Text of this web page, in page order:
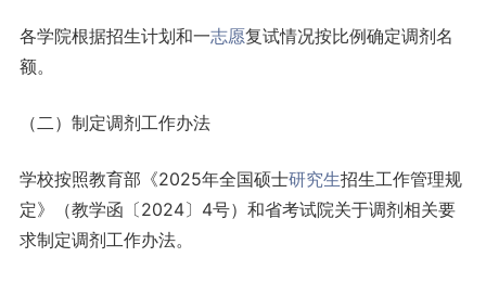
各学院根据招生计划和一志愿复试情况按比例确定调剂名
额。
（二）制定调剂工作办法
学校按照教育部《2025年全国硕士研究生招生工作管理规
定》（教学函〔2024〕4号）和省考试院关于调剂相关要
求制定调剂工作办法。